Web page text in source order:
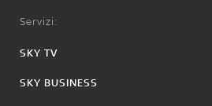
Servizi:
SKY TV
SKY BUSINESS